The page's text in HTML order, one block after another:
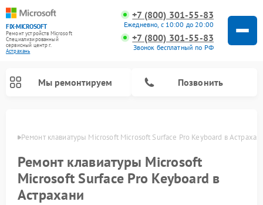
FIX-MICROSOFT
Ремонт устройств Microsoft
Специализированный
cервисный центр г.
Астрахань
+7 (800) 301-55-83
Ежедневно, с 10:00 до 20:00
+7 (800) 301-55-83
Звонок бесплатный по РФ
Мы ремонтируем Позвонить
Ремонт клавиатуры Microsoft Microsoft Surface Pro Keyboard в
Ремонт клавиатуры Microsoft
Microsoft Surface Pro Keyboard в
Астрахани